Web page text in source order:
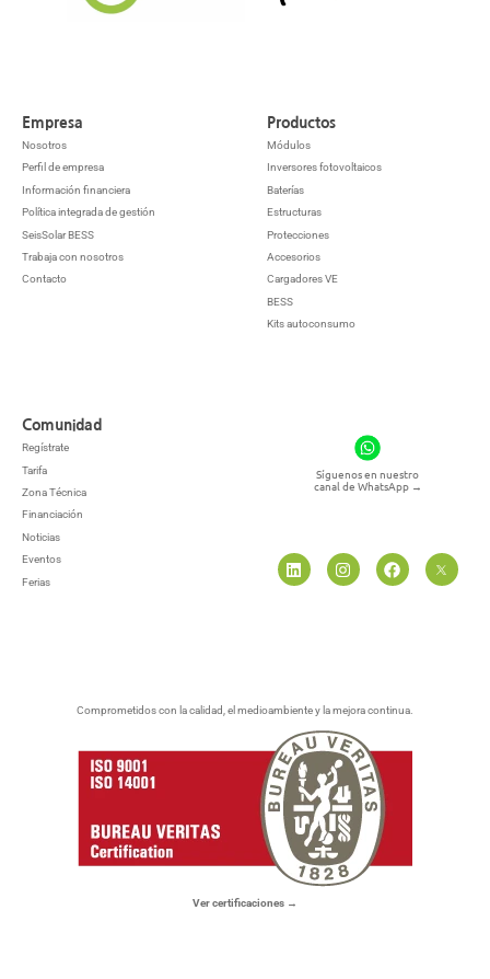
Empresa
Nosotros
Perfil de empresa
Información financiera
Política integrada de gestión
SeisSolar BESS
Trabaja con nosotros
Contacto
Productos
Módulos
Inversores fotovoltaicos
Baterías
Estructuras
Protecciones
Accesorios
Cargadores VE
BESS
Kits autoconsumo
Comunidad
Regístrate
Tarifa
Zona Técnica
Financiación
Noticias
Eventos
Ferias
Síguenos en nuestro
canal de WhatsApp →
Comprometidos con la calidad, el medioambiente y la mejora continua.
Ver certificaciones →